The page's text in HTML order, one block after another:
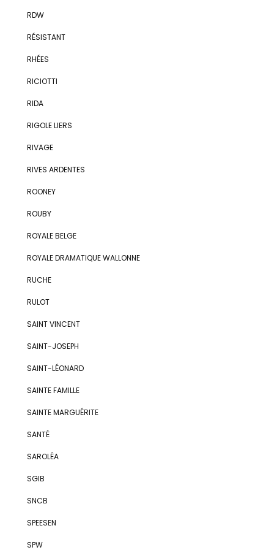
RDW
RÉSISTANT
RHÉES
RICIOTTI
RIDA
RIGOLE LIERS
RIVAGE
RIVES ARDENTES
ROONEY
ROUBY
ROYALE BELGE
ROYALE DRAMATIQUE WALLONNE
RUCHE
RULOT
SAINT VINCENT
SAINT-JOSEPH
SAINT-LÉONARD
SAINTE FAMILLE
SAINTE MARGUÉRITE
SANTÉ
SAROLÉA
SGIB
SNCB
SPEESEN
SPW